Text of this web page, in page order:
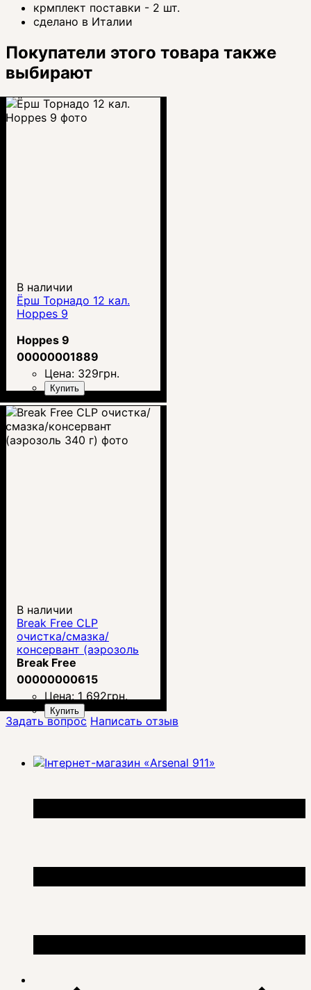
крмплект поставки - 2 шт.
сделано в Италии
Покупатели этого товара также
выбирают
В наличии
Ёрш Торнадо 12 кал.
Hoppes 9
Hoppes 9
00000001889
Цена: 329грн.
Купить
В наличии
Break Free CLP
очистка/смазка/
консервант (аэрозоль
340 г)
Break Free
00000000615
Цена:1 692грн.
Купить
Задать вопрос Написать отзыв